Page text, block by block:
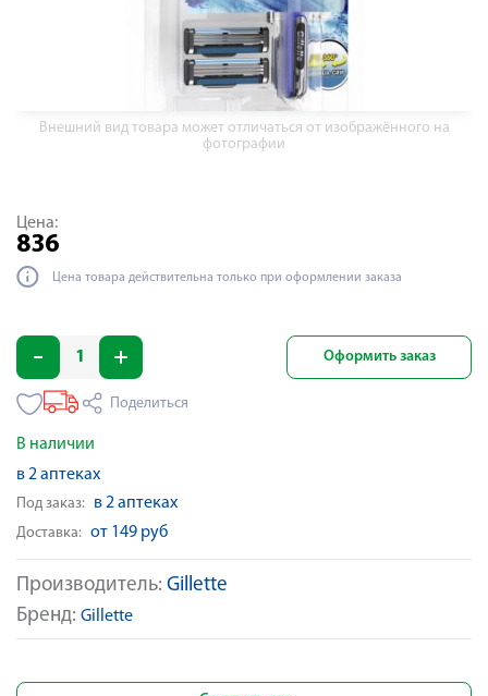
Внешний вид товара может отличаться от изображённого на
фотографии
Производитель: Gillette
Бренд: Gillette
Цена:
836
Цена товара действительна только при оформлении заказа
Оформить заказ
Поделиться
В наличии
в 2 аптеках
Под заказ: в 2 аптеках
Доставка: от 149 руб